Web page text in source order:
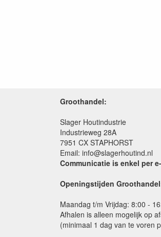
Groothandel:
Slager Houtindustrie
Industrieweg 28A
7951 CX STAPHORST
Email: info@slagerhoutind.nl
Communicatie is enkel per
Openingstijden
Maandag t/m Vrijdag: 8:00 -
Afhalen is alleen mogelijk op
(minimaal 1 dag van te voren